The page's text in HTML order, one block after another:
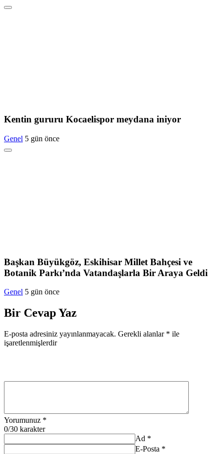
Kentin gururu Kocaelispor meydana iniyor
Genel 5 gün önce
Başkan Büyükgöz, Eskihisar Millet Bahçesi ve
Botanik Parkı’nda Vatandaşlarla Bir Araya Geldi
Genel 5 gün önce
Bir Cevap Yaz
E-posta adresiniz yayınlanmayacak. Gerekli alanlar * ile
işaretlenmişlerdir
Yorumunuz *
0/30 karakter
Ad *
E-Posta *